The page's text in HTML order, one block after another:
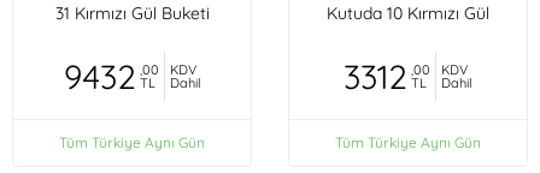
31 Kırmızı Gül Buketi
9432 ,00
TL
KDV
Dahil
Tüm Türkiye Aynı Gün
Kutuda 10 Kırmızı Gül
3312 ,00
TL
KDV
Dahil
Tüm Türkiye Aynı Gün